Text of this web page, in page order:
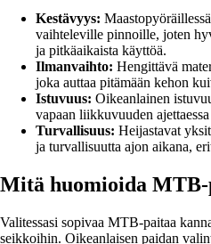
Kestävyys:
vaihteleville pinnoille, joten
ja pitkäaikaista käyttöä.
Ilmanvaihto: Hengittävä
joka auttaa pitämään kehon
Istuvuus: Oikeanlainen
vapaan liikkuvuuden
Turvallisuus: Heijastavat
ja turvallisuutta ajon aikana,
Mitä huomioida MTB-
Valitessasi sopivaa MTB-paitaa
seikkoihin. Oikeanlaisen paidan